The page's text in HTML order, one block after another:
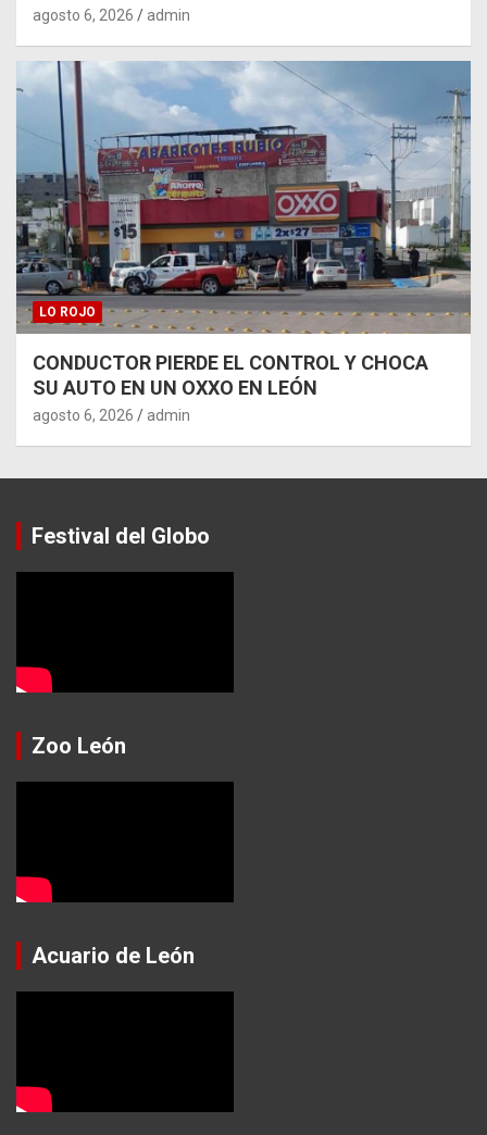
agosto 6, 2026 admin
LO ROJO
CONDUCTOR PIERDE EL CONTROL Y CHOCA
SU AUTO EN UN OXXO EN LEÓN
agosto 6, 2026 admin
Festival del Globo
Zoo León
Acuario de León